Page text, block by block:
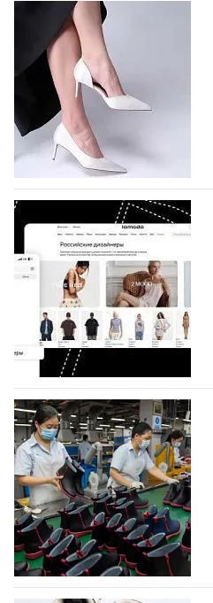
На участие в
подано 1047 заявок
На участие в седьмой
которая пройдет в
по 1 октября, уже подано
половину из них (494)
коллекции которых не были
07.08.2026 451
BALLINA представит
Shoes
Компания BALLINA
Co., Ltd., основанная в 2011
Гуанчжоу, столице моды
профессиональной обувной
объединяющей разработку,
07.08.2026 316
На платформе Lamoda
условия продвижения
дизайнерских марок
Российский маркетплейс
раздел для продажи
дизайнерских марок одежды,
Бренды также получат
06.08.2026 487